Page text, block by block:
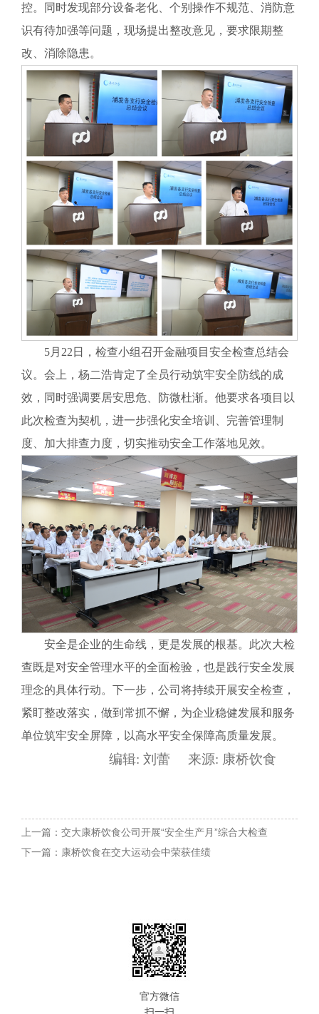
控。同时发现部分设备老化、个别操作不规范、消防意
识有待加强等问题，现场提出整改意见，要求限期整
改、消除隐患。
5月22日，检查小组召开金融项目安全检查总结会
议。会上，杨二浩肯定了全员行动筑牢安全防线的成
效，同时强调要居安思危、防微杜渐。他要求各项目以
此次检查为契机，进一步强化安全培训、完善管理制
度、加大排查力度，切实推动安全工作落地见效。
安全是企业的生命线，更是发展的根基。此次大检
查既是对安全管理水平的全面检验，也是践行安全发展
理念的具体行动。下一步，公司将持续开展安全检查，
紧盯整改落实，做到常抓不懈，为企业稳健发展和服务
单位筑牢安全屏障，以高水平安全保障高质量发展。
编辑: 刘蕾 来源: 康桥饮食
上一篇：交大康桥饮食公司开展“安全生产月”综合大检查
下一篇：康桥饮食在交大运动会中荣获佳绩
官方微信